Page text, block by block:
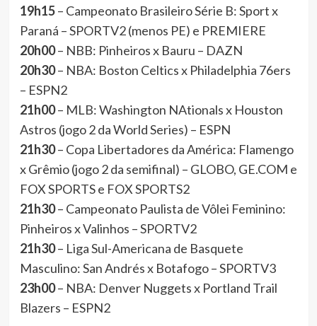
19h15– Campeonato Brasileiro Série B: Sport x
Paraná – SPORTV2 (menos PE) e PREMIERE
20h00– NBB: Pinheiros x Bauru – DAZN
20h30– NBA: Boston Celtics x Philadelphia 76ers
– ESPN2
21h00– MLB: Washington NAtionals x Houston
Astros (jogo 2 da World Series) – ESPN
21h30– Copa Libertadores da América: Flamengo
x Grêmio (jogo 2 da semifinal) – GLOBO, GE.COM e
FOX SPORTS e FOX SPORTS2
21h30– Campeonato Paulista de Vôlei Feminino:
Pinheiros x Valinhos – SPORTV2
21h30– Liga Sul-Americana de Basquete
Masculino: San Andrés x Botafogo – SPORTV3
23h00– NBA: Denver Nuggets x Portland Trail
Blazers – ESPN2